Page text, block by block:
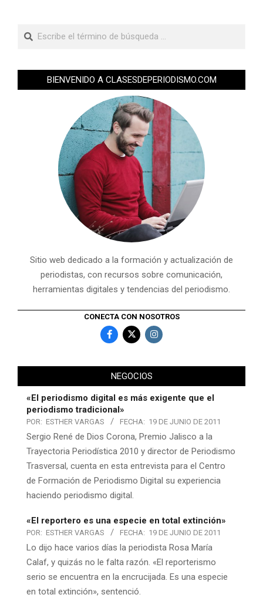
BIENVENIDO A CLASESDEPERIODISMO.COM
Sitio web dedicado a la formación y actualización de
periodistas, con recursos sobre comunicación,
herramientas digitales y tendencias del periodismo.
CONECTA CON NOSOTROS
NEGOCIOS
«El periodismo digital es más exigente que el
periodismo tradicional»
POR: ESTHER VARGAS FECHA: 19 DE JUNIO DE 2011
Sergio René de Dios Corona, Premio Jalisco a la
Trayectoria Periodística 2010 y director de Periodismo
Trasversal, cuenta en esta entrevista para el Centro
de Formación de Periodismo Digital su experiencia
haciendo periodismo digital.
«El reportero es una especie en total extinción»
POR: ESTHER VARGAS FECHA: 19 DE JUNIO DE 2011
Lo dijo hace varios días la periodista Rosa María
Calaf, y quizás no le falta razón. «El reporterismo
serio se encuentra en la encrucijada. Es una especie
en total extinción», sentenció.